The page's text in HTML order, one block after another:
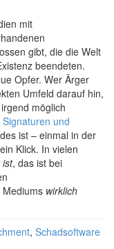
mit
gibt, die die Welt
beendeten.
Opfer. Wer Ärger
Umfeld darauf hin,
möglich
und
ist – einmal in der
Klick. In vielen
ist, das ist bei
wirklich
, Schadsoftware